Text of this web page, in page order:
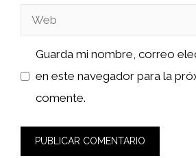
Web
Guarda mi nombre, correo
en este navegador para la
comente.